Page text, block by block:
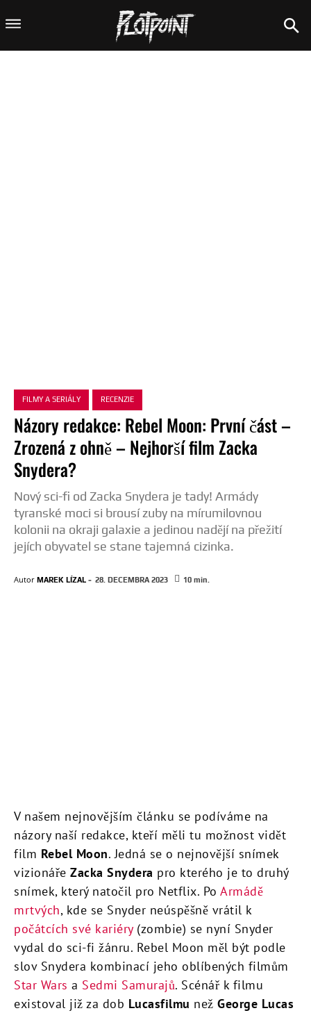
FILMY A SERIÁLY RECENZIE
Názory redakce: Rebel Moon: První část –
Zrozená z ohně – Nejhorší film Zacka
Snydera?
Nový sci-fi od Zacka Snydera je tady! Armády
tyranské moci si brousí zuby na mírumilovnou
kolonii na okraji galaxie a jedinou nadějí na přežití
jejích obyvatel se stane tajemná cizinka.
Autor MAREK LÍZAL - 28. DECEMBRA 2023 10 min.
V našem nejnovějším článku se podíváme na
názory naší redakce, kteří měli tu možnost vidět
film Rebel Moon. Jedná se o nejnovější snímek
vizionáře Zacka Snydera pro kterého je to druhý
snímek, který natočil pro Netflix. Po Armádě
mrtvých, kde se Snyder neúspěšně vrátil k
počátcích své kariéry(zombie) se nyní Snyder
vydal do sci-fi žánru. Rebel Moon měl být podle
slov Snydera kombinací jeho oblíbených filmům
Star Wars a Sedmi Samurajů. Scénář k filmu
existoval již za dob Lucasfilmu než George Lucas